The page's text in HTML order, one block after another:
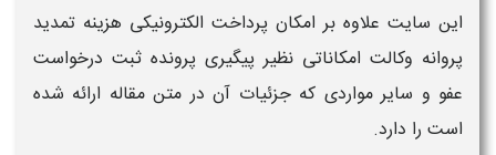
این سایت علاوه بر امکان پرداخت الکترونیکی هزینه تمدید
پروانه وکالت امکاناتی نظیر پیگیری پرونده ثبت درخواست
عفو و سایر مواردی که جزئیات آن در متن مقاله ارائه شده
است را دارد.